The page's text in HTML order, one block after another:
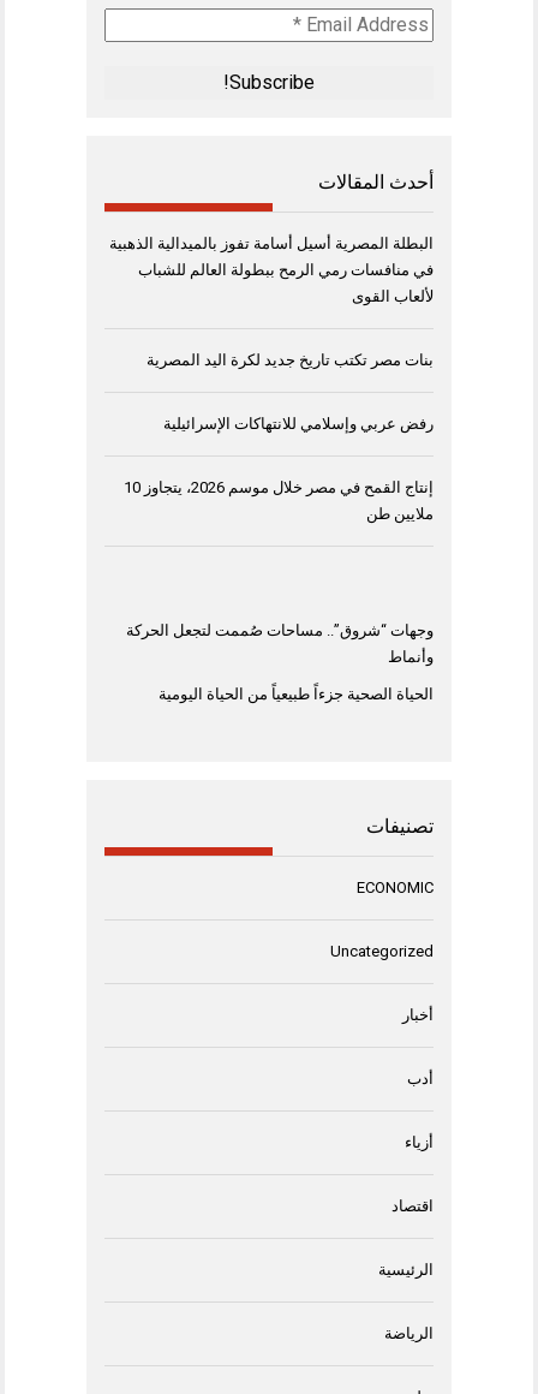
Email
Address
أحدث المقالات
البطلة المصرية أسيل أسامة تفوز بالميدالية الذهبية
في منافسات رمي الرمح ببطولة العالم للشباب
لألعاب القوى
بنات مصر تكتب تاريخ جديد لكرة اليد المصرية
رفض عربي وإسلامي للانتهاكات الإسرائيلية
إنتاج القمح في مصر خلال موسم 2026، يتجاوز 10
ملايين طن
وجهات “شروق”.. مساحات صُممت لتجعل الحركة
وأنماط
الحياة الصحية جزءاً طبيعياً من الحياة اليومية
تصنيفات
ECONOMIC
Uncategorized
أخبار
أدب
أزياء
اقتصاد
الرئيسية
الرياضة